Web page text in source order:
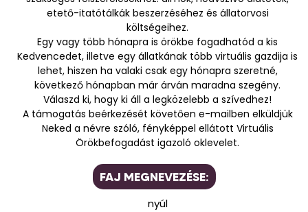
etető-itatótálkák beszerzéséhez és állatorvosi
költségeihez.
Egy vagy több hónapra is örökbe fogadhatód a kis
Kedvencedet, illetve egy állatkának több virtuális gazdija is
lehet, hiszen ha valaki csak egy hónapra szeretné,
következő hónapban már árván maradna szegény.
Válaszd ki, hogy ki áll a legközelebb a szívedhez!
A támogatás beérkezését követően e-mailben elküldjük
Neked a névre szóló, fényképpel ellátott Virtuális
Örökbefogadást igazoló oklevelet.
FAJ MEGNEVEZÉSE:
nyúl